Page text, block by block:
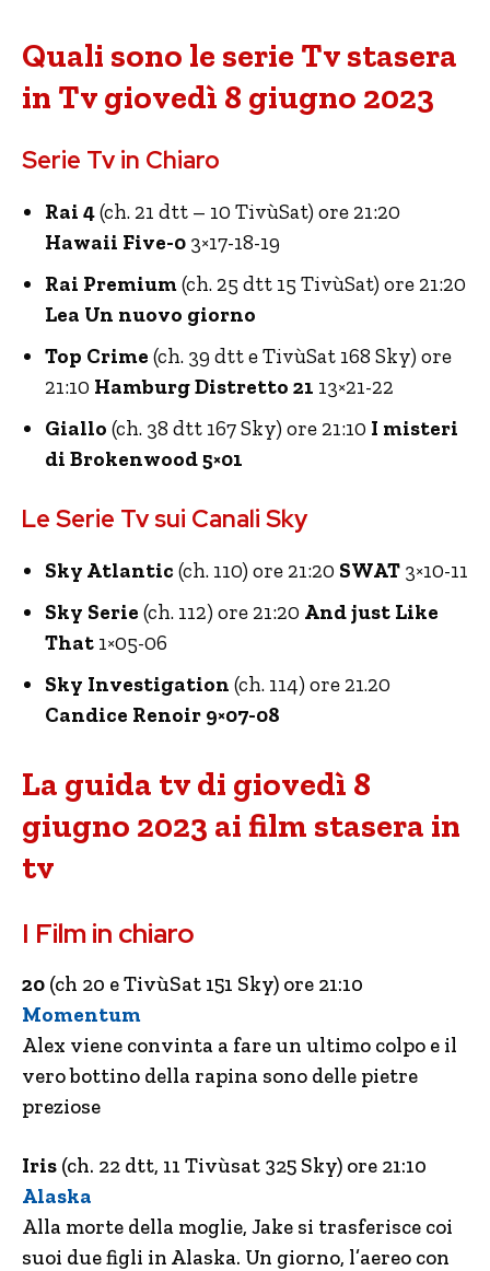
Quali sono le serie Tv stasera
in Tv giovedì 8 giugno 2023
Serie Tv in Chiaro
Rai 4(ch. 21 dtt – 10 TivùSat) ore 21:20
Hawaii Five-0 3×17-18-19
Rai Premium(ch. 25 dtt 15 TivùSat) ore 21:20
Lea Un nuovo giorno
Top Crime (ch. 39 dtt e TivùSat 168 Sky) ore
21:10 Hamburg Distretto 21 13×21-22
Giallo (ch. 38 dtt 167 Sky) ore 21:10 I misteri
di Brokenwood 5×01
Le Serie Tv sui Canali Sky
Sky Atlantic (ch. 110) ore 21:20 SWAT 3×10-11
Sky Serie (ch. 112) ore 21:20 And just Like
That 1×05-06
Sky Investigation (ch. 114) ore 21.20
Candice Renoir 9×07-08
La guida tv di giovedì 8
giugno 2023 ai film stasera in
tv
I Film in chiaro
20 (ch 20 e TivùSat 151 Sky) ore 21:10
Momentum
Alex viene convinta a fare un ultimo colpo e il
vero bottino della rapina sono delle pietre
preziose
Iris (ch. 22 dtt, 11 Tivùsat 325 Sky) ore 21:10
Alaska
Alla morte della moglie, Jake si trasferisce coi
suoi due figli in Alaska. Un giorno, l’aereo con